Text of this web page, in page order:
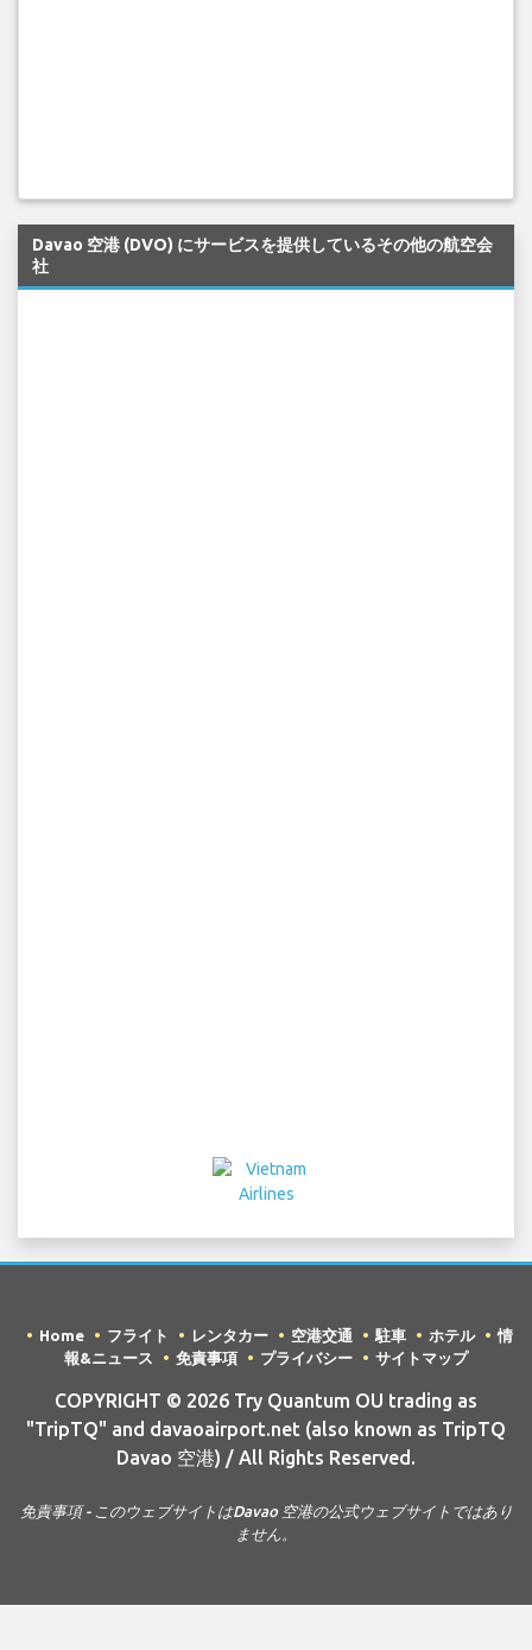
Davao 空港 (DVO) にサービスを提供しているその他の航空会
社
Home フライト レンタカー 空港交通 駐車 ホテル
情
報&ニュース
免責事項 プライバシー サイトマップ
COPYRIGHT © 2026 Try Quantum OU trading as
"TripTQ" and davaoairport.net (also known as TripTQ
Davao 空港) / All Rights Reserved.
免責事項 - このウェブサイトはDavao 空港の公式ウェブサイトではあり
ません。